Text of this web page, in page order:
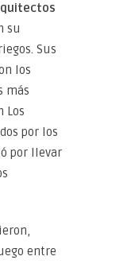
su
Sus
los
más
Los
por los
por llevar
entre